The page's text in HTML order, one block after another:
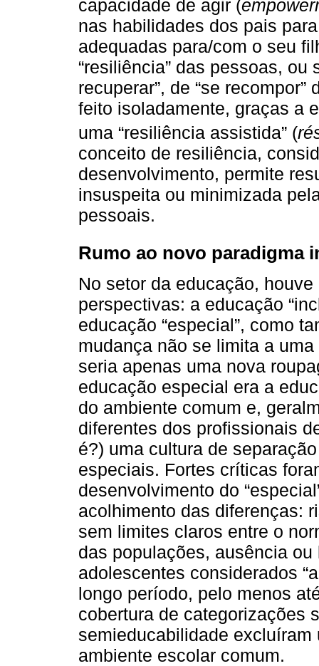
capacidade de agir (
nas habilidades dos pais
adequadas para/com o seu
“resiliência” das pessoas, ou
recuperar”, de “se
feito isoladamente, graças a
uma “resiliência assistida” (
conceito de resiliência,
desenvolvimento, permite
insuspeita ou minimizada
pessoais.
Rumo ao novo paradigma
No setor da educação,
perspectivas: a educação
educação “especial”, como
mudança não se limita a
seria apenas uma nova
educação especial era a
do ambiente comum e,
diferentes dos profissionais
é?) uma cultura de
especiais. Fortes críticas
desenvolvimento do
acolhimento das diferenças:
sem limites claros entre o
das populações, ausência
adolescentes considerados
longo período, pelo menos
cobertura de categorizações
semieducabilidade
ambiente escolar comum.